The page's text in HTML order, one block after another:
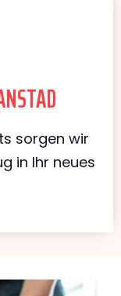
sorgen wir
in Ihr neues